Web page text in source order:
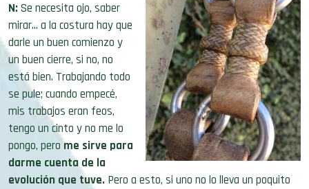
N:Se necesita ojo, saber
mirar… a la costura hay que
darle un buen comienzo y
un buen cierre, si no, no
está bien. Trabajando todo
se pule; cuando empecé,
mis trabajos eran feos,
tengo un cinto y no me lo
pongo, pero me sirve para
darme cuenta de la
evolución que tuve. Pero a esto, si uno no lo lleva un poquito